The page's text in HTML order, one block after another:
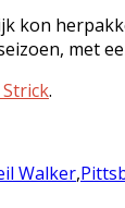
kon
met
Strick.
Walker,